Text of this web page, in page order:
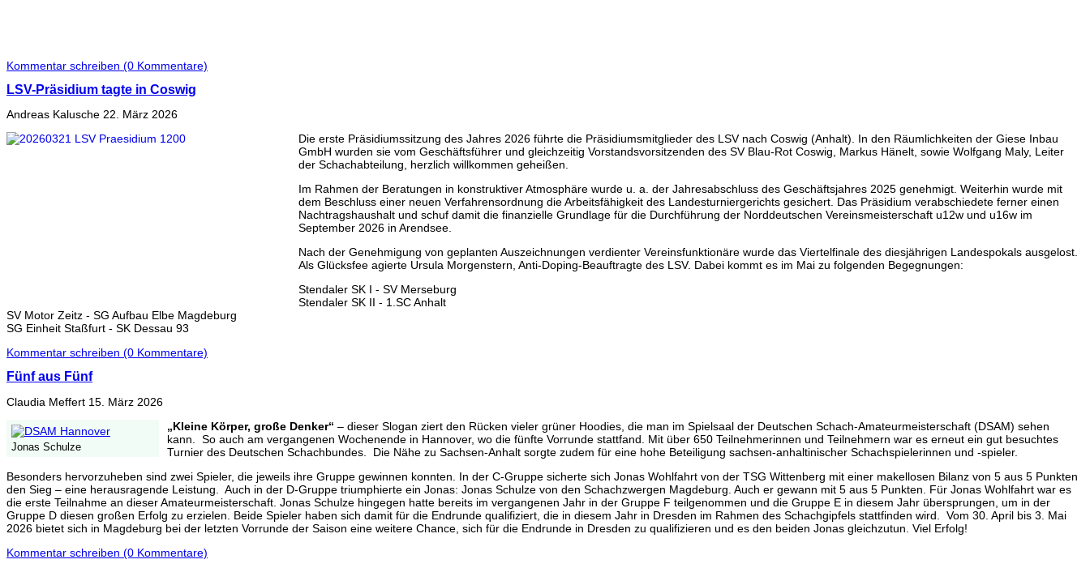
Kommentar schreiben (0 Kommentare)
LSV-Präsidium tagte in Coswig
Andreas Kalusche 22. März 2026
Die erste Präsidiumssitzung des Jahres 2026 führte die Präsidiumsmitglieder des LSV nach Coswig (Anhalt). In den Räumlichkeiten der Giese Inbau
GmbH wurden sie vom Geschäftsführer und gleichzeitig Vorstandsvorsitzenden des SV Blau-Rot Coswig, Markus Hänelt, sowie Wolfgang Maly, Leiter
der Schachabteilung, herzlich willkommen geheißen.
Im Rahmen der Beratungen in konstruktiver Atmosphäre wurde u. a. der Jahresabschluss des Geschäftsjahres 2025 genehmigt. Weiterhin wurde mit
dem Beschluss einer neuen Verfahrensordnung die Arbeitsfähigkeit des Landesturniergerichts gesichert. Das Präsidium verabschiedete ferner einen
Nachtragshaushalt und schuf damit die finanzielle Grundlage für die Durchführung der Norddeutschen Vereinsmeisterschaft u12w und u16w im
September 2026 in Arendsee.
Nach der Genehmigung von geplanten Auszeichnungen verdienter Vereinsfunktionäre wurde das Viertelfinale des diesjährigen Landespokals ausgelost.
Als Glücksfee agierte Ursula Morgenstern, Anti-Doping-Beauftragte des LSV. Dabei kommt es im Mai zu folgenden Begegnungen:
Stendaler SK I - SV Merseburg
Stendaler SK II - 1.SC Anhalt
SV Motor Zeitz - SG Aufbau Elbe Magdeburg
SG Einheit Staßfurt - SK Dessau 93
Kommentar schreiben (0 Kommentare)
Fünf aus Fünf
Claudia Meffert 15. März 2026
Jonas Schulze
„Kleine Körper, große Denker“ – dieser Slogan ziert den Rücken vieler grüner Hoodies, die man im Spielsaal der Deutschen Schach-Amateurmeisterschaft (DSAM) sehen
kann. So auch am vergangenen Wochenende in Hannover, wo die fünfte Vorrunde stattfand. Mit über 650 Teilnehmerinnen und Teilnehmern war es erneut ein gut besuchtes
Turnier des Deutschen Schachbundes. Die Nähe zu Sachsen-Anhalt sorgte zudem für eine hohe Beteiligung sachsen-anhaltinischer Schachspielerinnen und -spieler.
Besonders hervorzuheben sind zwei Spieler, die jeweils ihre Gruppe gewinnen konnten. In der C-Gruppe sicherte sich Jonas Wohlfahrt von der TSG Wittenberg mit einer makellosen Bilanz von 5 aus 5 Punkten
den Sieg – eine herausragende Leistung. Auch in der D-Gruppe triumphierte ein Jonas: Jonas Schulze von den Schachzwergen Magdeburg. Auch er gewann mit 5 aus 5 Punkten. Für Jonas Wohlfahrt war es
die erste Teilnahme an dieser Amateurmeisterschaft. Jonas Schulze hingegen hatte bereits im vergangenen Jahr in der Gruppe F teilgenommen und die Gruppe E in diesem Jahr übersprungen, um in der
Gruppe D diesen großen Erfolg zu erzielen. Beide Spieler haben sich damit für die Endrunde qualifiziert, die in diesem Jahr in Dresden im Rahmen des Schachgipfels stattfinden wird. Vom 30. April bis 3. Mai
2026 bietet sich in Magdeburg bei der letzten Vorrunde der Saison eine weitere Chance, sich für die Endrunde in Dresden zu qualifizieren und es den beiden Jonas gleichzutun. Viel Erfolg!
Kommentar schreiben (0 Kommentare)